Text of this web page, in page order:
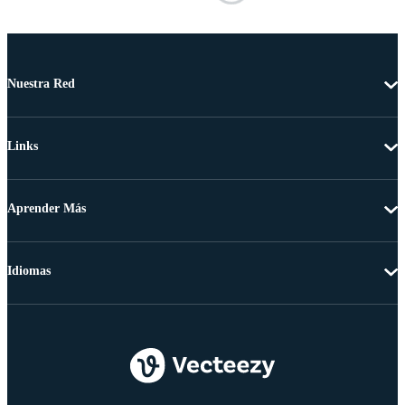
Nuestra Red
Links
Aprender Más
Idiomas